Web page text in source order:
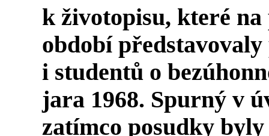
k životopisu, které
období
i studentů o
jara 1968. Spurný v
zatímco posudky